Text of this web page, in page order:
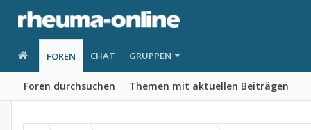
FOREN
Foren durchsuchen Themen mit aktuellen Beiträgen
CHAT GRUPPEN